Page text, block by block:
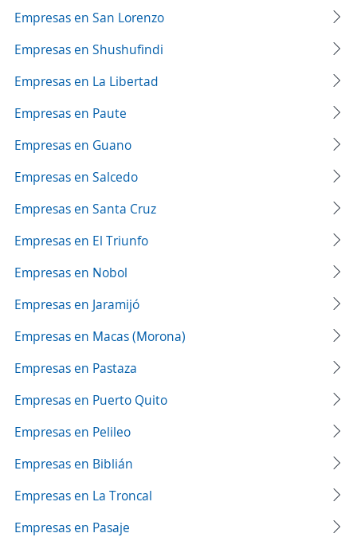
Empresas en San Lorenzo
Empresas en Shushufindi
Empresas en La Libertad
Empresas en Paute
Empresas en Guano
Empresas en Salcedo
Empresas en Santa Cruz
Empresas en El Triunfo
Empresas en Nobol
Empresas en Jaramijó
Empresas en Macas (Morona)
Empresas en Pastaza
Empresas en Puerto Quito
Empresas en Pelileo
Empresas en Biblián
Empresas en La Troncal
Empresas en Pasaje